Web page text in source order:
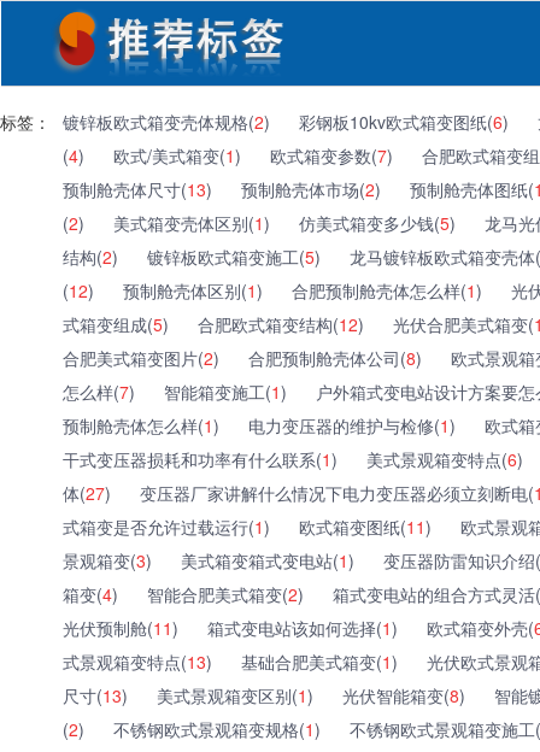
标签： 镀锌板欧式箱变壳体规格(2) 彩钢板10kv欧式箱变图纸(6)
(4) 欧式/美式箱变(1) 欧式箱变参数(7)
合肥欧式箱变
预制舱壳体尺寸(13) 预制舱壳体市场(2) 预制舱壳体图纸(
(2) 美式箱变壳体区别(1) 仿美式箱变多少钱(5)
龙马
结构(2) 镀锌板欧式箱变施工(5)
龙马镀锌板欧式箱变壳体(
(12) 预制舱壳体区别(1) 合肥预制舱壳体怎么样(1)
光
式箱变组成(5) 合肥欧式箱变结构(12) 光伏合肥美式箱变(
合肥美式箱变图片(2) 合肥预制舱壳体公司(8)
欧式景观
怎么样(7) 智能箱变施工(1)
户外箱式变电站设计方案要
预制舱壳体怎么样(1) 电力变压器的维护与检修(1)
欧式
干式变压器损耗和功率有什么联系(1) 美式景观箱变特点(6)
体(27) 变压器厂家讲解什么情况下电力变压器必须立刻断电(
式箱变是否允许过载运行(1) 欧式箱变图纸(11)
欧式景观
景观箱变(3) 美式箱变箱式变电站(1)
变压器防雷知识介绍(
箱变(4) 智能合肥美式箱变(2)
箱式变电站的组合方式灵活(
光伏预制舱(11) 箱式变电站该如何选择(1) 欧式箱变外壳(
式景观箱变特点(13) 基础合肥美式箱变(1)
光伏欧式景观
尺寸(13) 美式景观箱变区别(1) 光伏智能箱变(8)
智能
(2) 不锈钢欧式景观箱变规格(1)
不锈钢欧式景观箱变施工(